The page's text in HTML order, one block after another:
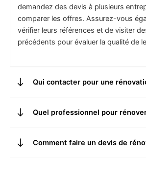
demandez des devis à plusieurs
comparer les offres. Assurez-vous
vérifier leurs références et de visiter
précédents pour évaluer la qualité de
Qui contacter pour une
Quel professionnel pour
Comment faire un devis de